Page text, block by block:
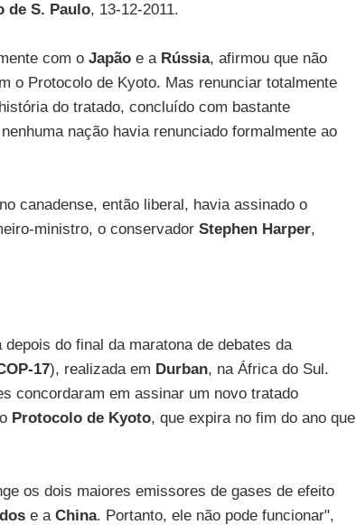
de S. Paulo, 13-12-2011.
com o Japão e a Rússia, afirmou que não
o Protocolo de Kyoto. Mas renunciar totalmente
do tratado, concluído com bastante
nação havia renunciado formalmente ao
canadense, então liberal, havia assinado o
ministro, o conservador Stephen Harper,
do final da maratona de debates da
17), realizada em Durban, na África do Sul.
concordaram em assinar um novo tratado
Protocolo de Kyoto, que expira no fim do ano que
os dois maiores emissores de gases de efeito
e a China. Portanto, ele não pode funcionar",